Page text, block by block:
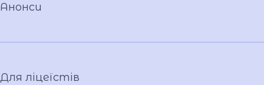
Відеопроєкт «Кирилиця»
Анонси
Для ліцеїстів